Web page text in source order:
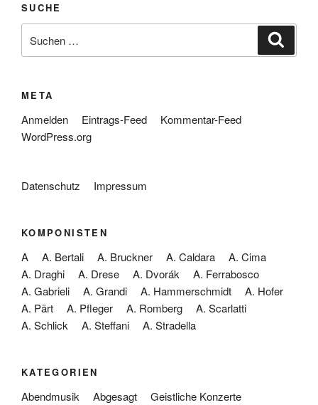
SUCHE
nach:
META
Anmelden Eintrags-Feed
Kommentar-Feed
WordPress.org
Datenschutz Impressum
KOMPONISTEN
A A. Bertali A. Bruckner A. Caldara
A. Cima
A. Draghi
A. Drese A. Dvorák
A. Ferrabosco
A. Gabrieli
A. Grandi A. Hammerschmidt
A. Hofer
A. Pärt
A. Pfleger A. Romberg
A. Scarlatti
A. Schlick
A. Steffani A. Stradella
KATEGORIEN
Abendmusik Abgesagt Geistliche Konzerte